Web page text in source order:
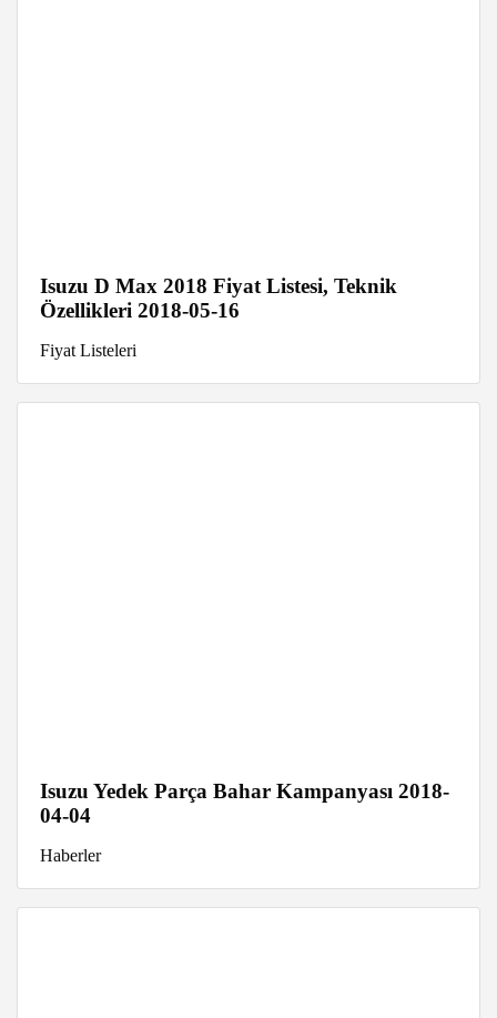
Isuzu D Max 2018 Fiyat Listesi, Teknik
Özellikleri 2018-05-16
Fiyat Listeleri
Isuzu Yedek Parça Bahar Kampanyası 2018-
04-04
Haberler